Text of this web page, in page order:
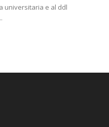
universitaria e al ddl